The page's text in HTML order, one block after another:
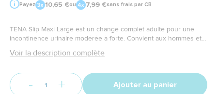
Payez 10,65 €ou 7,99 €sans frais par CB
TENA Slip Maxi Large est un change complet adulte pour une
incontinence urinaire modérée à forte. Convient aux hommes et
absorbante.
Voir la description complète
- + Ajouter au panier